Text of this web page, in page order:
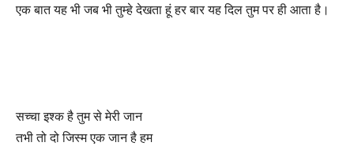
एक बात यह भी जब भी तुम्हे देखता हूं हर बार यह दिल तुम पर ही आता है।
सच्चा इश्क है तुम से मेरी जान
तभी तो दो जिस्म एक जान है हम